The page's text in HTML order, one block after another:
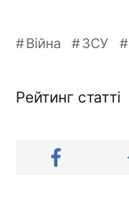
Війна ЗСУ
Рейтинг статті